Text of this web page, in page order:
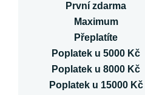
První zdarma
Maximum
Přeplatíte
Poplatek u 5000 Kč
Poplatek u 8000 Kč
Poplatek u 15000 Kč